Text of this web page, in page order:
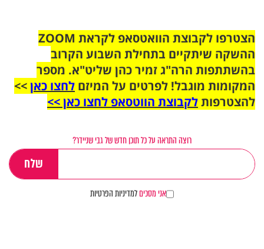
הצטרפו לקבוצת הוואטסאפ לקראת ZOOM
ההשקה שיתקיים בתחילת השבוע הקרוב
בהשתתפות הרה"ג זמיר כהן שליט"א. מספר
המקומות מוגבל! לפרטים על המיזם לחצו כאן>>
להצטרפותלקבוצת הווטסאפ לחצו כאן >>
רוצה התראה על כל תוכן חדש של גבי שניידר?
אני מסכיםלמדיניות הפרטיות